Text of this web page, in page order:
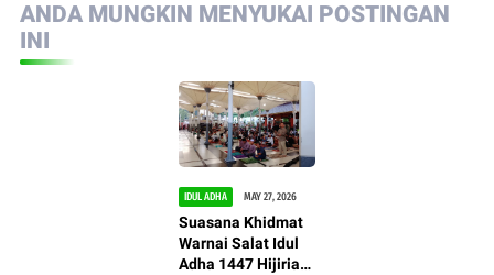
ANDA MUNGKIN MENYUKAI POSTINGAN
INI
IDUL ADHA MAY 27, 2026
Suasana Khidmat
Warnai Salat Idul
Adha 1447 Hijiriah